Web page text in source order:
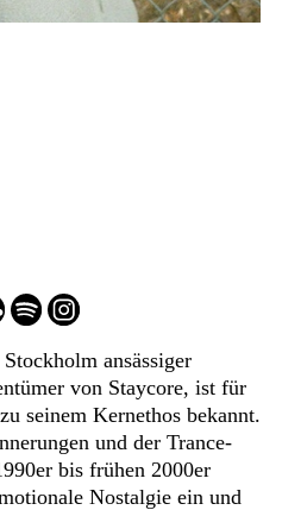
ansässiger
von Staycore, ist für
seinem Kernethos bekannt.
und der Trance-
bis frühen 2000er
Nostalgie ein und